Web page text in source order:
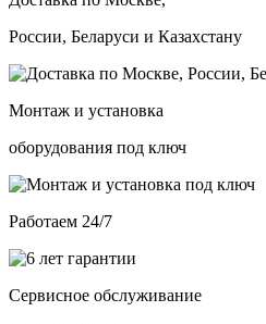
России, Беларуси и Казахстану
Монтаж и установка
оборудования под ключ
Работаем 24/7
Сервисное обслуживание